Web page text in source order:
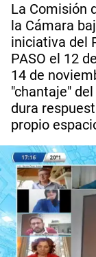
La Comisión
la Cámara
iniciativa del
PASO el 12
14 de
"chantaje"
dura
propio